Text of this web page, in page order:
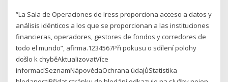
“La Sala de Operaciones de Iress proporciona acceso a datos y
análisis idénticos a los que se proporcionan a las instituciones
financieras, operadores, gestores de fondos y corredores de
todo el mundo”, afirma.1234567Při pokusu o sdílení polohy
došlo k chyběAktualizovatVíce
informacíSeznamNápovědaOchrana údajůStatistika